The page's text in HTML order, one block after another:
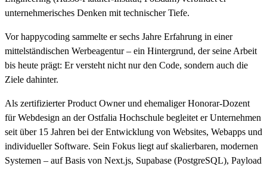
unternehmerisches Denken mit technischer Tiefe.
Vor happycoding sammelte er sechs Jahre Erfahrung in einer
mittelständischen Werbeagentur – ein Hintergrund, der seine Arbeit
bis heute prägt: Er versteht nicht nur den Code, sondern auch die
Ziele dahinter.
Als zertifizierter Product Owner und ehemaliger Honorar-Dozent
für Webdesign an der Ostfalia Hochschule begleitet er Unternehmen
seit über 15 Jahren bei der Entwicklung von Websites, Webapps und
individueller Software. Sein Fokus liegt auf skalierbaren, modernen
Systemen – auf Basis von Next.js, Supabase (PostgreSQL), Payload